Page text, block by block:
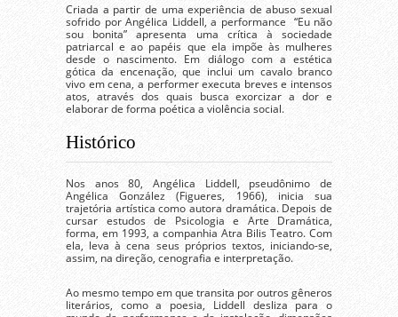
Criada a partir de uma experiência de abuso sexual
sofrido por Angélica Liddell, a performance “Eu não
sou bonita” apresenta uma crítica à sociedade
patriarcal e ao papéis que ela impõe às mulheres
desde o nascimento. Em diálogo com a estética
gótica da encenação, que inclui um cavalo branco
vivo em cena, a performer executa breves e intensos
atos, através dos quais busca exorcizar a dor e
elaborar de forma poética a violência social.
Histórico
Nos anos 80, Angélica Liddell, pseudônimo de
Angélica González (Figueres, 1966), inicia sua
trajetória artística como autora dramática. Depois de
cursar estudos de Psicologia e Arte Dramática,
forma, em 1993, a companhia Atra Bilis Teatro. Com
ela, leva à cena seus próprios textos, iniciando-se,
assim, na direção, cenografia e interpretação.
Ao mesmo tempo em que transita por outros gêneros
literários, como a poesia, Liddell desliza para o